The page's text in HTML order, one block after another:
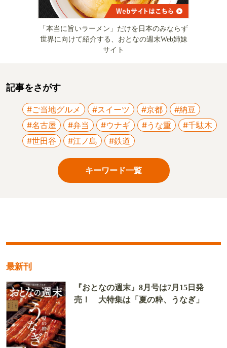
「本当に旨いラーメン」だけを日本のみならず
世界に向けて紹介する、おとなの週末Web姉妹
サイト
記事をさがす
#ご当地グルメ #スイーツ #京都
#納豆
#名古屋
#弁当 #ウナギ #うな重
#千駄木
#世田谷
#江ノ島 #鉄道
キーワード一覧
最新刊
『おとなの週末』8月号は7月15日発
売！ 大特集は「夏の粋、うなぎ」